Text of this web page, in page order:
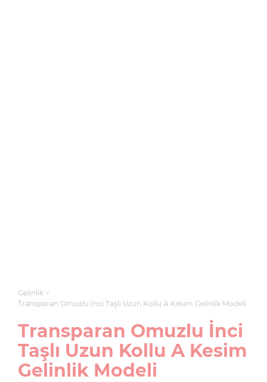
Gelinlik
Transparan Omuzlu İnci Taşlı Uzun Kollu A Kesim Gelinlik Modeli
Transparan Omuzlu İnci
Taşlı Uzun Kollu A Kesim
Gelinlik Modeli